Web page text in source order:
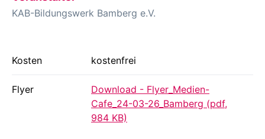
KAB-Bildungswerk Bamberg e.V.
Kosten kostenfrei
Flyer
Download - Flyer_Medien-
Cafe_24-03-26_Bamberg (pdf,
984 KB)